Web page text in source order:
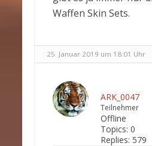
Waffen Skin Sets.
25. Januar 2019 um 18:01 Uhr
ARK_0047
Teilnehmer
Offline
Topics: 0
Replies: 579